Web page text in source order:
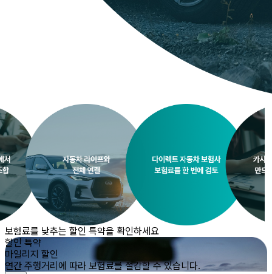
보험료를 낮추는 할인 특약을 확인하세요
할인 특약
마일리지 할인
연간 주행거리에 따라 보험료를 절감할 수 있습니다.